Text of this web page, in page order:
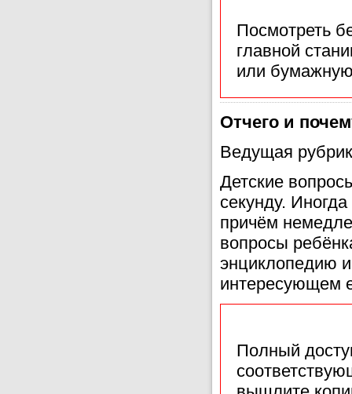
Посмотреть
главной
или
Отчего и
Ведущая
Детские
секунду.
причём
вопросы
энциклопедию
интересующем
Полный